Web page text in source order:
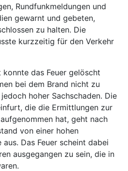
Rundfunkmeldungen und
gewarnt und gebeten,
zu halten. Die
kurzzeitig für den Verkehr
das Feuer gelöscht
bei dem Brand nicht zu
hoher Sachschaden. Die
die die Ermittlungen zur
hat, geht nach
von einer hohen
aus. Das Feuer scheint dabei
ausgegangen zu sein, die in